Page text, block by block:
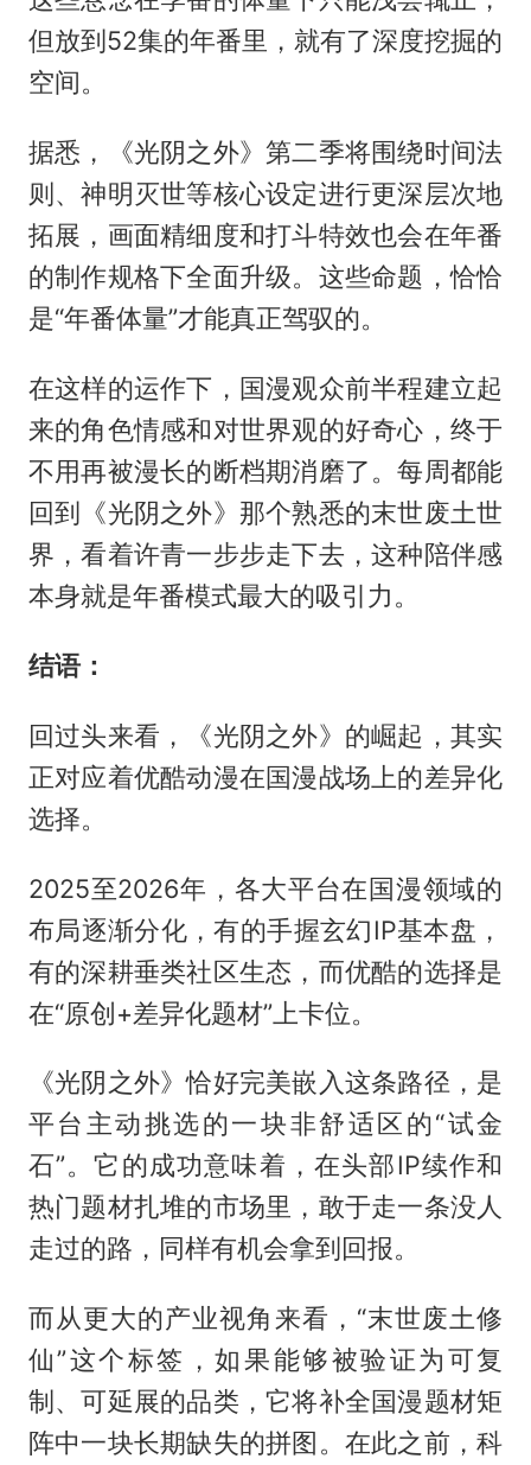
但放到52集的年番里，就有了深度挖掘的
空间。
据悉，《光阴之外》第二季将围绕时间法
则、神明灭世等核心设定进行更深层次地
拓展，画面精细度和打斗特效也会在年番
的制作规格下全面升级。这些命题，恰恰
是“年番体量”才能真正驾驭的。
在这样的运作下，国漫观众前半程建立起
来的角色情感和对世界观的好奇心，终于
不用再被漫长的断档期消磨了。每周都能
回到《光阴之外》那个熟悉的末世废土世
界，看着许青一步步走下去，这种陪伴感
本身就是年番模式最大的吸引力。
结语：
回过头来看，《光阴之外》的崛起，其实
正对应着优酷动漫在国漫战场上的差异化
选择。
2025至2026年，各大平台在国漫领域的
布局逐渐分化，有的手握玄幻IP基本盘，
有的深耕垂类社区生态，而优酷的选择是
在“原创+差异化题材”上卡位。
《光阴之外》恰好完美嵌入这条路径，是
平台主动挑选的一块非舒适区的“试金
石”。它的成功意味着，在头部IP续作和
热门题材扎堆的市场里，敢于走一条没人
走过的路，同样有机会拿到回报。
而从更大的产业视角来看，“末世废土修
仙”这个标签，如果能够被验证为可复
制、可延展的品类，它将补全国漫题材矩
阵中一块长期缺失的拼图。在此之前，科